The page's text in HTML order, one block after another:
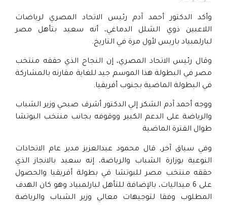
وأكد الدكتور أحمد آدم رئيس الاتحاد المصري لرياضات
اللاعبين ذوي الشلل الدماغي، أنه سعيد بتأهل مصر
لبارلمبياد باريس لأول مرة في التاريخ.
وقال رئيس الاتحاد المصري، إن النجاح الذي حققه منتخب
مصر في البطولة هذا الموسم جيد للغاية مقارنه بالمشاركة
في البطولة الماضية بجنوب أفريقيا.
ووجه أحمد آدم الشكر إلي الدكتور أشرف صبحي وزير الشباب
والرياضة على الدعم الكبير ووقوفه بجانب منتخب البوتشا
طوال الفترة الماضية
وفي سياق آخر، قال محمود عبدالعزيز مدير عام الاتحادات
النوعية بوزارة الشباب والرياضة، إنه سعيد بالانجاز الذي
حققه منتخب مصر للبوتشا في بطولة أفريقيا والحصول
على 6 ميداليات، بالإضافة للتأهل لبارلمبياد وهو كان الهدف
المطلوب وفقا لتوجيهات معالي وزير الشباب والرياضة